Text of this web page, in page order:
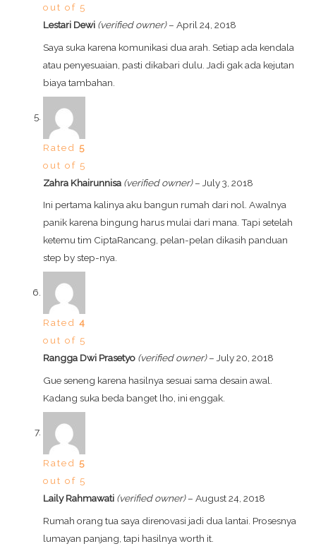
out of 5
Lestari Dewi (verified owner) – April 24, 2018
Saya suka karena komunikasi dua arah. Setiap ada kendala
atau penyesuaian, pasti dikabari dulu. Jadi gak ada kejutan
biaya tambahan.
Rated5
out of 5
Zahra Khairunnisa (verified owner) – July 3, 2018
Ini pertama kalinya aku bangun rumah dari nol. Awalnya
panik karena bingung harus mulai dari mana. Tapi setelah
ketemu tim CiptaRancang, pelan-pelan dikasih panduan
step by step-nya.
Rated4
out of 5
Rangga Dwi Prasetyo (verified owner) – July 20, 2018
Gue seneng karena hasilnya sesuai sama desain awal.
Kadang suka beda banget lho, ini enggak.
Rated5
out of 5
Laily Rahmawati (verified owner) – August 24, 2018
Rumah orang tua saya direnovasi jadi dua lantai. Prosesnya
lumayan panjang, tapi hasilnya worth it.